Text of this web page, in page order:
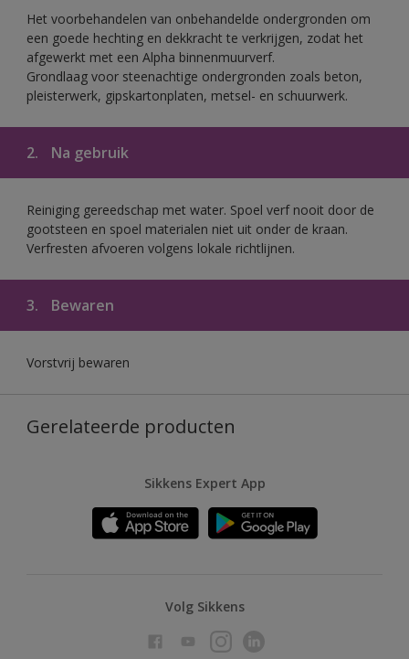
Het voorbehandelen van onbehandelde ondergronden om
een goede hechting en dekkracht te verkrijgen, zodat het
afgewerkt met een Alpha binnenmuurverf.
Grondlaag voor steenachtige ondergronden zoals beton,
pleisterwerk, gipskartonplaten, metsel- en schuurwerk.
2. Na gebruik
Reiniging gereedschap met water. Spoel verf nooit door de
gootsteen en spoel materialen niet uit onder de kraan.
Verfresten afvoeren volgens lokale richtlijnen.
3. Bewaren
Vorstvrij bewaren
Gerelateerde producten
Sikkens Expert App
Volg Sikkens